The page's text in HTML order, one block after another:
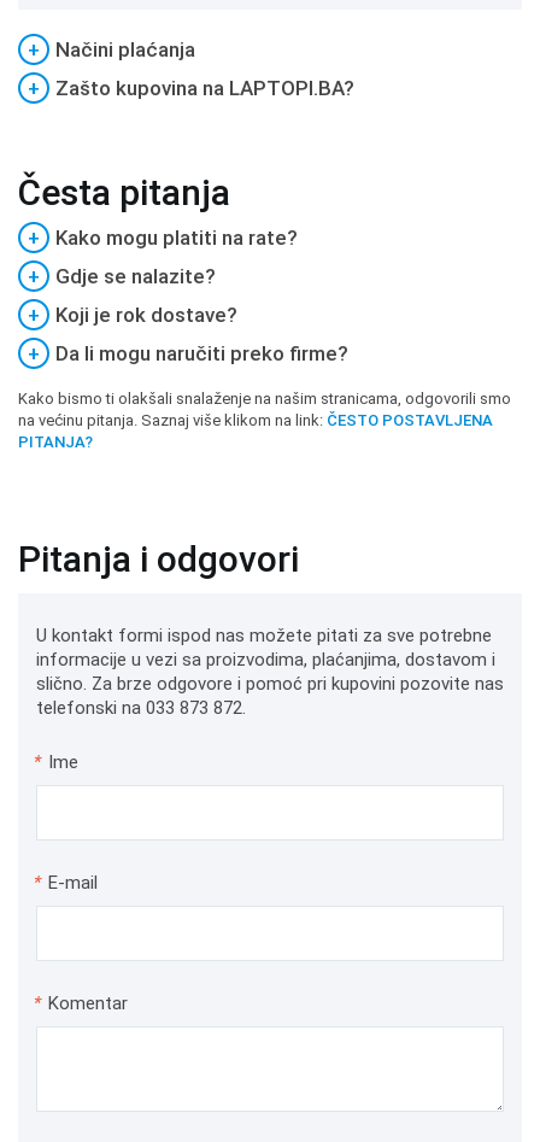
+
Načini plaćanja
+
Zašto kupovina na LAPTOPI.BA?
Česta pitanja
+
Kako mogu platiti na rate?
+
Gdje se nalazite?
+
Koji je rok dostave?
+
Da li mogu naručiti preko firme?
Kako bismo ti olakšali snalaženje na našim stranicama, odgovorili smo
na većinu pitanja. Saznaj više klikom na link: ČESTO POSTAVLJENA
PITANJA?
Pitanja i odgovori
U kontakt formi ispod nas možete pitati za sve potrebne
informacije u vezi sa proizvodima, plaćanjima, dostavom i
slično. Za brze odgovore i pomoć pri kupovini pozovite nas
telefonski na 033 873 872.
* Ime
* E-mail
* Komentar